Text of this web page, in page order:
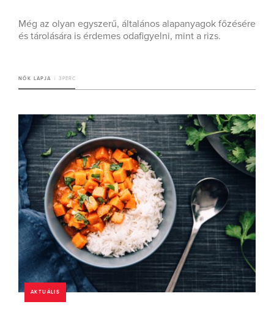
Még az olyan egyszerű, általános alapanyagok főzésére
és tárolására is érdemes odafigyelni, mint a rizs.
NŐK LAPJA 3 PERC
AKTUÁLIS